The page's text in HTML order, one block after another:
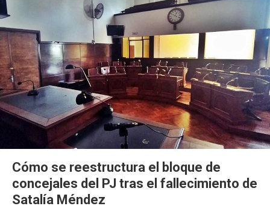
Cómo se reestructura el bloque de
concejales del PJ tras el fallecimiento de
Satalía Méndez